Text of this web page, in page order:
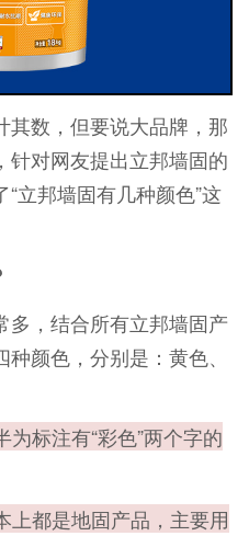
数，但要说大品牌，那
，针对网友提出立邦墙固的
立邦墙固有几种颜色”这
，结合所有立邦墙固产
颜色，分别是：黄色、
为标注有“彩色”两个字的
上都是地固产品，主要用